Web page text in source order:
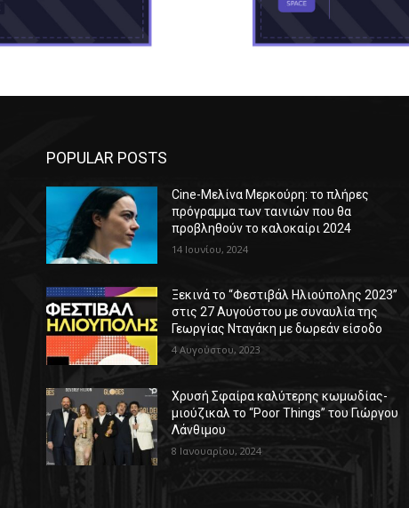
POPULAR POSTS
Cine-Μελίνα Μερκούρη: το πλήρες
πρόγραμμα των ταινιών που θα
προβληθούν το καλοκαίρι 2024
14 Ιουνίου, 2024
Ξεκινά το “Φεστιβάλ Ηλιούπολης 2023”
στις 27 Αυγούστου με συναυλία της
Γεωργίας Νταγάκη με δωρεάν είσοδο
4 Αυγούστου, 2023
Χρυσή Σφαίρα καλύτερης κωμωδίας-
μιούζικαλ το “Poor Things” του Γιώργου
Λάνθιμου
8 Ιανουαρίου, 2024